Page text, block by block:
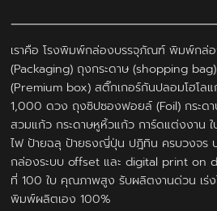
เราคือ โรงพิมพ์กล่องบรรจุภัณฑ์ พิมพ์กล่
(Packaging) ถุงกระดาษ (shopping
(Premium box) สติ๊กเกอร์กันปลอมโฮโล
1,000 ดวง ถุงซิปซองฟอยล์ (Foil) กระด
สวมแก้ว กระดาษหูหิ้วแก้ว การ์ดแต่งงาน
ไฟ ป้ายฉลุ ป้ายธงญี่ปุ่น ปฎิทิน ครบวงจร
กล่องระบบ offset และ digital print on
ที่ 100 ใบ คุณภาพสูง รับผลิตงานด่วน เร่
พิมพ์ผลิตเอง 100%